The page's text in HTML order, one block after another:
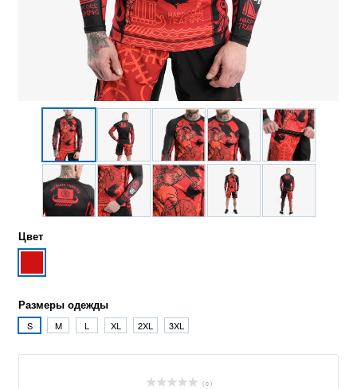
Цвет
Размеры одежды
S M L XL 2XL 3XL
( 0 )